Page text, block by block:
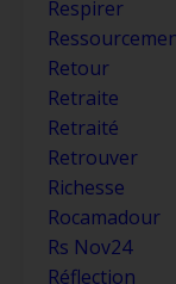
Respirer
Retour
Retraite
Retraité
Retrouver
Richesse
Rocamadour
Rs Nov24
Réflection